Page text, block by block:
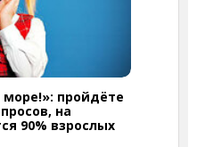
море!»: пройдёте
на
90% взрослых